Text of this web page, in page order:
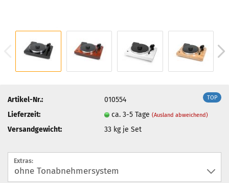
TOP
Artikel-Nr.:
010554
Lieferzeit:
ca. 3-5 Tage(Ausland abweichend)
Versandgewicht: 33 kg je Set
Extras: